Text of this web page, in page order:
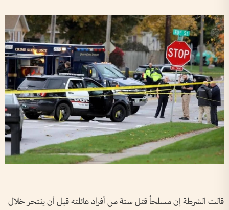
قالت الشرطة إن مسلحاً قتل ستة من أفراد عائلته قبل أن ينتحر خلال